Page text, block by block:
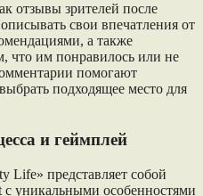
отзывы зрителей после
свои впечатления от
а также
что им понравилось или не
помогают
подходящее место для
и геймплей
Life» представляет собой
уникальными особенностями